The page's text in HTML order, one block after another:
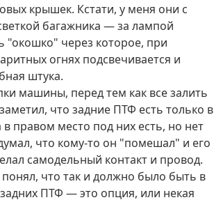
крышек. Кстати, у меня они с
багажника — за лампой
"окошко" через которое, при
огнях подсвечивается и
штука.
машины, перед тем как все залить
что задние ПТФ есть только в
правом место под них есть, но нет
что кому-то он "помешал" и его
самодельный контакт и провод.
что так и должно было быть в
задних ПТФ — это опция, или некая